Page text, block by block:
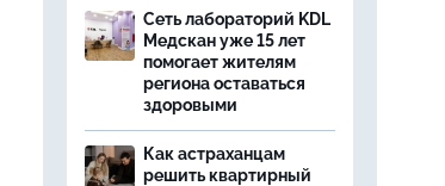
Сеть лабораторий KDL
Медскан уже 15 лет
помогает жителям
региона оставаться
здоровыми
Как астраханцам
решить квартирный